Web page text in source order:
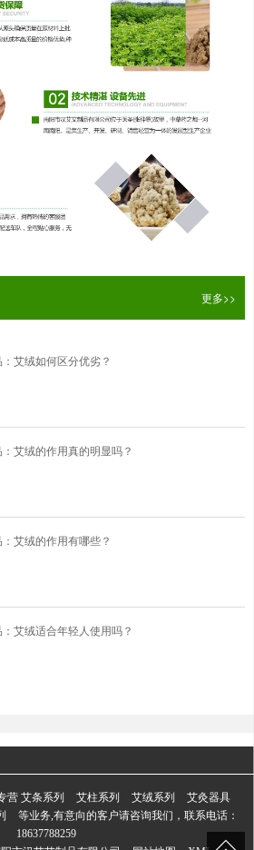
更多>>
艾绒如何区分优劣？
艾绒的作用真的明显吗？
艾绒的作用有哪些？
艾绒适合年轻人使用吗？
营 艾条系列 艾柱系列 艾绒系列
艾灸器具
等业务,有意向的客户请咨询我们，联系电话：
18637788259